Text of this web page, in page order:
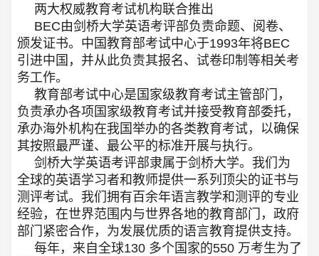
两大权威教育考试机构联合推出
BEC由剑桥大学英语考评部负责命题、阅卷、
颁发证书。中国教育部考试中心于1993年将BEC
引进中国，并从此负责其报名、试卷印制等相关考
务工作。
教育部考试中心是国家级教育考试主管部门，
负责承办各项国家级教育考试并接受教育部委托，
承办海外机构在我国举办的各类教育考试，以确保
其按照最严谨、最公平的标准开展与执行。
剑桥大学英语考评部隶属于剑桥大学。我们为
全球的英语学习者和教师提供一系列顶尖的证书与
测评考试。我们拥有百余年语言教学和测评的专业
经验，在世界范围内与世界各地的教育部门，政府
部门紧密合作，为发展优质的语言教育提供支持。
每年，来自全球130 多个国家的550 万考生为了